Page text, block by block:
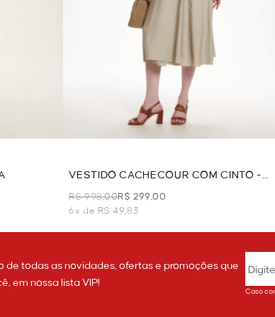
VESTIDO CACHECOUR COM CINTO -
BEGE
R$ 998,00R$ 299,00
6x de R$ 49,83
todas as novidades, ofertas e promoções que
em nossa lista VIP!
Caso